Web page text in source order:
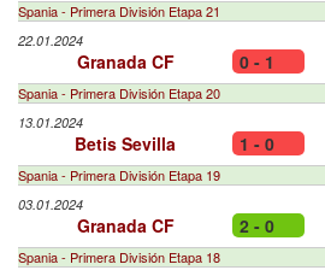
Spania - Primera División Etapa 21
22.01.2024
Granada CF 0 - 1
Spania - Primera División Etapa 20
13.01.2024
Betis Sevilla 1 - 0
Spania - Primera División Etapa 19
03.01.2024
Granada CF 2 - 0
Spania - Primera División Etapa 18